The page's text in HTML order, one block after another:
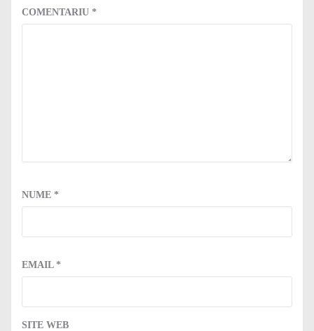
COMENTARIU *
NUME *
EMAIL *
SITE WEB